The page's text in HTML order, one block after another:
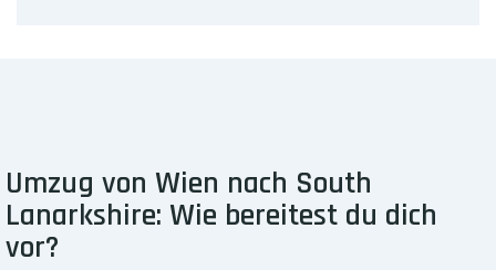
Umzug von Wien nach South
Lanarkshire: Wie bereitest du dich
vor?